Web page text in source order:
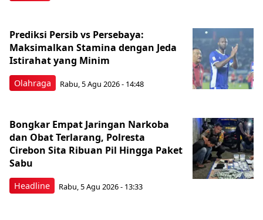
Olahraga
Prediksi Persib vs Persebaya:
Maksimalkan Stamina dengan Jeda
Istirahat yang Minim
Rabu, 5 Agu 2026 - 14:48
Headline
Bongkar Empat Jaringan Narkoba
dan Obat Terlarang, Polresta
Cirebon Sita Ribuan Pil Hingga Paket
Sabu
Rabu, 5 Agu 2026 - 13:33